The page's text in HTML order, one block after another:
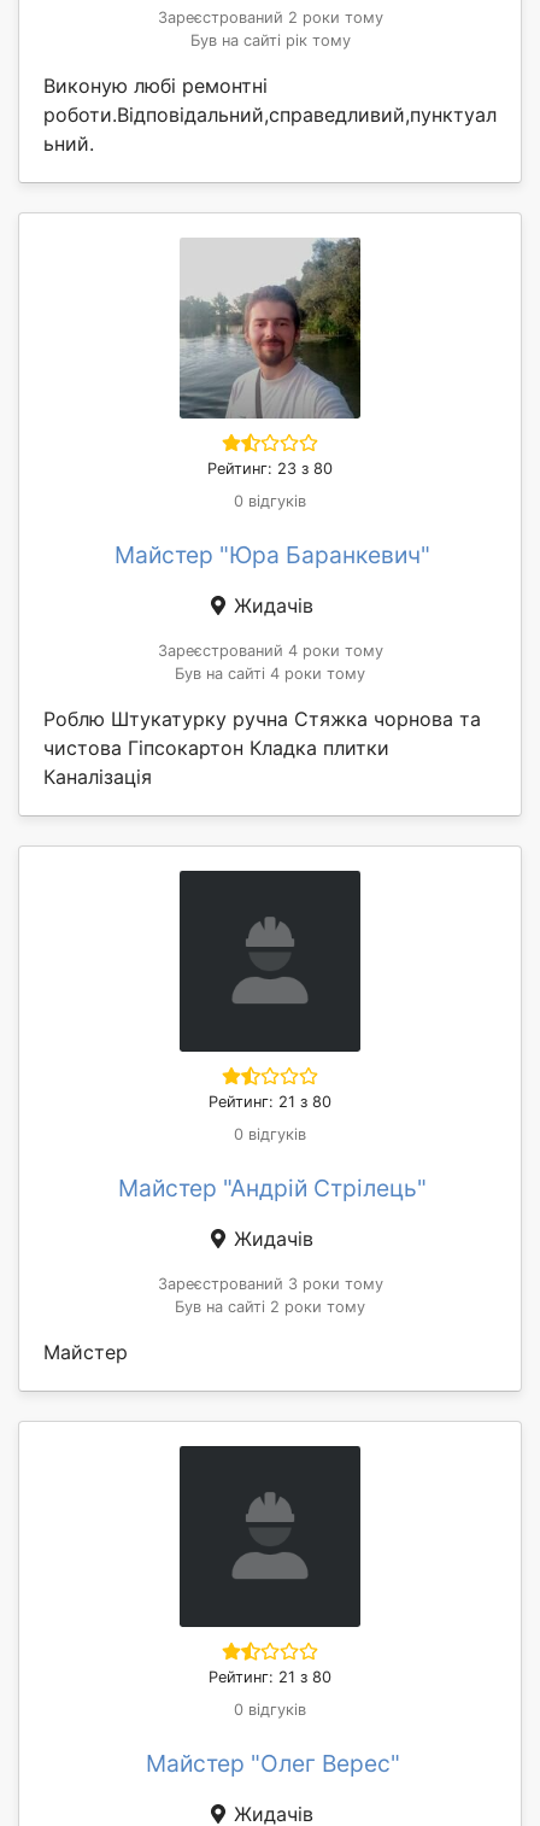
Зареєстрований 2 роки тому
Був на сайті рік тому
Виконую любі ремонтні
роботи.Відповідальний,справедливий,пунктуал
ьний.
Рейтинг: 23 з 80
0 відгуків
Майстер "Юра Баранкевич"
Жидачів
Зареєстрований 4 роки тому
Був на сайті 4 роки тому
Роблю Штукатурку ручна Стяжка чорнова та
чистова Гіпсокартон Кладка плитки
Каналізація
Рейтинг: 21 з 80
0 відгуків
Майстер "Андрій Стрілець"
Жидачів
Зареєстрований 3 роки тому
Був на сайті 2 роки тому
Майстер
Рейтинг: 21 з 80
0 відгуків
Майстер "Олег Верес"
Жидачів